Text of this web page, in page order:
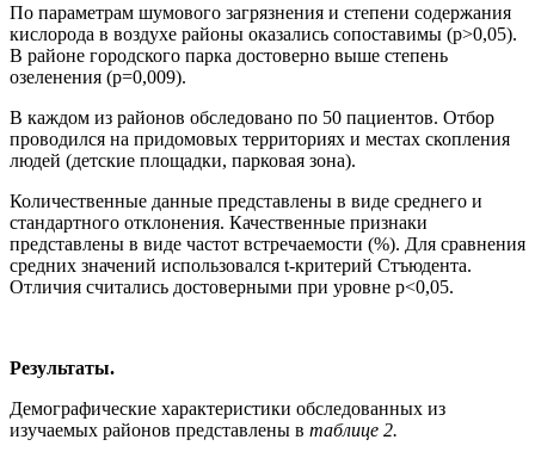
По параметрам шумового загрязнения и степени содержания
кислорода в воздухе районы оказались сопоставимы (р>0,05).
В районе городского парка достоверно выше степень
озеленения (p=0,009).
В каждом из районов обследовано по 50 пациентов. Отбор
проводился на придомовых территориях и местах скопления
людей (детские площадки, парковая зона).
Количественные данные представлены в виде среднего и
стандартного отклонения. Качественные признаки
представлены в виде частот встречаемости (%). Для сравнения
средних значений использовался t-критерий Стъюдента.
Отличия считались достоверными при уровне р<0,05.
Результаты.
Демографические характеристики обследованных из
изучаемых районов представлены в таблице 2.